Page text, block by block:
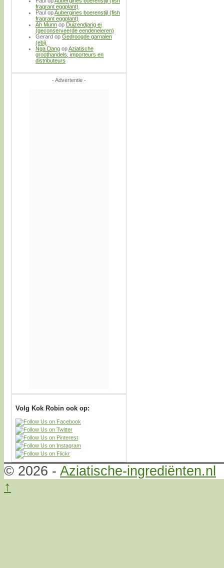
fragrant eggplant)
Paul opAubergines boerenstijl (fish
fragrant eggplant)
Ah Munn op Duizendjarig ei
(geconserveerde eendeneieren)
Gerard op Gedroogde garnalen
(ebi)
Nga Dang opAziatische
groothandels, importeurs en
distributeurs
- Advertentie -
Volg Kok Robin ook op:
© 2026 - Aziatische-ingrediënten.nl
↑